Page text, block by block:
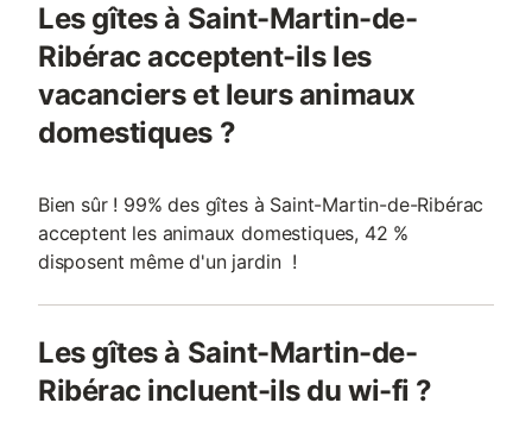
Les gîtes à Saint-Martin-de-
Ribérac acceptent-ils les
vacanciers et leurs animaux
domestiques ?
Bien sûr ! 99% des gîtes à Saint-Martin-de-Ribérac
acceptent les animaux domestiques, 42 %
disposent même d'un jardin !
Les gîtes à Saint-Martin-de-
Ribérac incluent-ils du wi-fi ?